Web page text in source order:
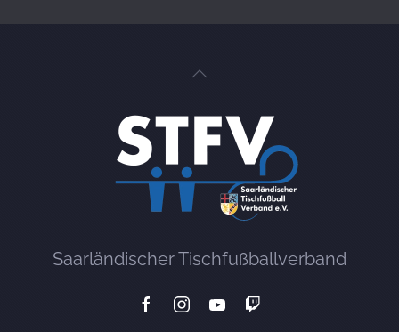
Saarländischer Tischfußballverband